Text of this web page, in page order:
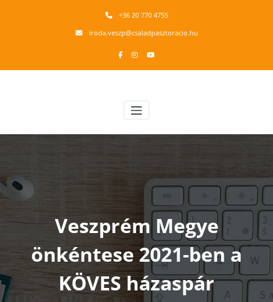
+36 20 770 4755
iroda.veszp@csaladpasztoracio.hu
Veszprémi Érsekség Családpasztoráció
Veszprém Megye
önkéntese 2021-ben a
KÖVES házaspár